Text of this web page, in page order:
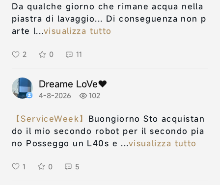
Da qualche giorno che rimane acqua nella
piastra di lavaggio... Di conseguenza non p
arte l...visualizza tutto
2 0 11
Dreame LoVe❤️
4-8-2026 102
【ServiceWeek】 Buongiorno Sto acquistan
do il mio secondo robot per il secondo pia
no Posseggo un L40s e ...visualizza tutto
1 0 5